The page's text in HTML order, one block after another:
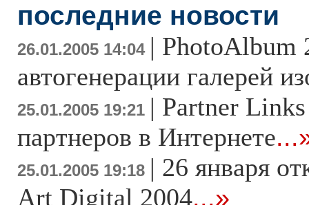
последние новости
26.01.2005 14:04 | PhotoAlbum
автогенерации галерей
25.01.2005 19:21 | Partner
партнеров в Интернете
25.01.2005 19:18 | 26 января
Art Digital 2004...»